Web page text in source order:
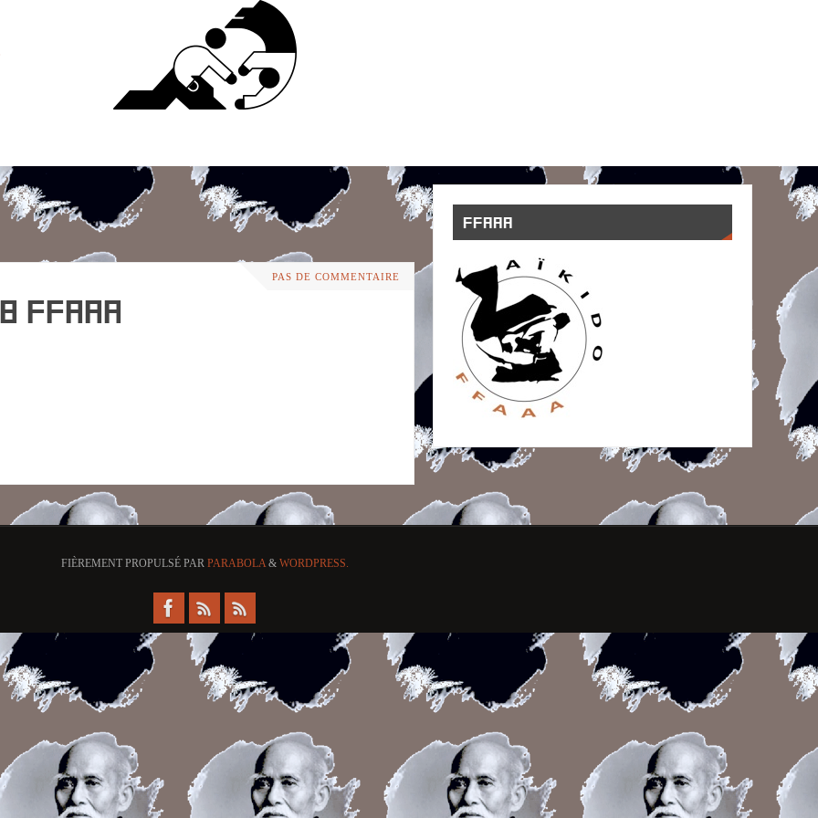
PAS DE COMMENTAIRE
FFAAA
FFAAA
FIÈREMENT PROPULSÉ PAR PARABOLA& WORDPRESS.